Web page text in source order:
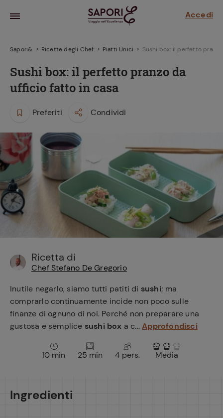
Accedi
e
ricetta
il
la frutta
sensi di
Sapori& Ricette degli Chef Piatti Unici Sushi box: il perfetto
Sushi box: il perfetto pranzo da
ufficio fatto in casa
Preferiti Condividi
Ricetta di
Chef Stefano De Gregorio
Inutile negarlo, siamo tutti patiti di sushi; ma
comprarlo continuamente incide non poco sulle
finanze di ognuno di noi. Perché non preparare una
gustosa e semplice sushi box a c...Approfondisci
10 min 25 min 4 pers. Media
Ingredienti